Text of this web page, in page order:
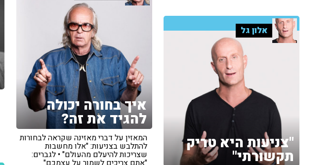
איך בחורה יכולה
להגיד את זה?
המאזין על דברי מאזינה שקראה לבחורות
להתלבש בצניעות: "אלו מחשבות
שצריכות להיעלם מהעולם" • לגברים:
אלון גל
"צניעות היא טריק
תקשורתי"